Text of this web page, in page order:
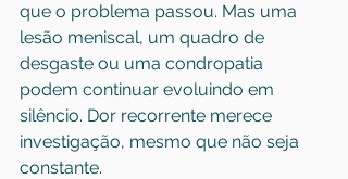
que o problema passou. Mas uma
lesão meniscal, um quadro de
desgaste ou uma condropatia
podem continuar evoluindo em
silêncio. Dor recorrente merece
investigação, mesmo que não seja
constante.